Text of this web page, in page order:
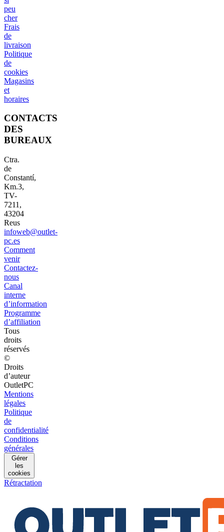
peu
cher
Frais
de
livraison
Politique
de
cookies
Magasins
et
horaires
CONTACTS
DES
BUREAUX
Ctra.
de
Constantí,
Km.3,
TV-
7211,
43204
Reus
infoweb@outlet-
pc.es
Comment
venir
Contactez-
nous
Canal
interne
d’information
Programme
d’affiliation
Tous
droits
réservés
©
Droits
d’auteur
OutletPC
Mentions
légales
Politique
de
confidentialité
Conditions
générales
Gérer
les
cookies
Rétractation